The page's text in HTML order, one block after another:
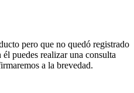
pero que no quedó registrado
puedes realizar una consulta
a la brevedad.